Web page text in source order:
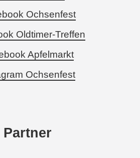
Ochsenfest
Oldtimer-Treffen
Apfelmarkt
Ochsenfest
Partner